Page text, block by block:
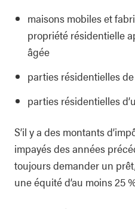
maisons mobiles et
propriété résidentielle
âgée
parties résidentielles
parties résidentielles
S’il y a des montants
impayés des années
toujours demander un
une équité d’au moins 25